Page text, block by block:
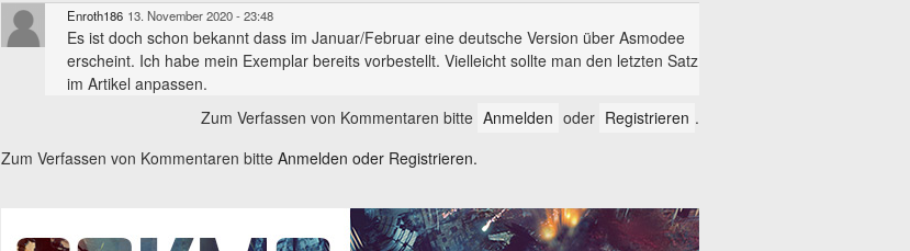
Enroth186 13. November 2020 - 23:48
Es ist doch schon bekannt dass im Januar/Februar eine deutsche Version über Asmodee
erscheint. Ich habe mein Exemplar bereits vorbestellt. Vielleicht sollte man den letzten Satz
im Artikel anpassen.
Zum Verfassen von Kommentaren bitte Anmelden oder Registrieren .
Zum Verfassen von Kommentaren bitte Anmelden oder Registrieren.